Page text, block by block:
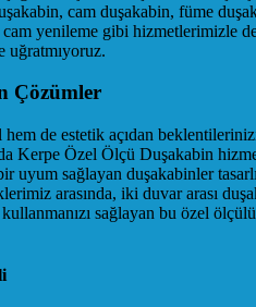
cam duşakabin, füme
yenileme gibi hizmetlerimizle
uğratmıyoruz.
Çözümler
de estetik açıdan
Kerpe Özel Ölçü Duşakabin
sağlayan duşakabinler
arasında, iki duvar arası
sağlayan bu özel